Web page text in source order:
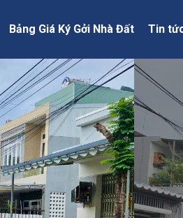
Bảng Giá Ký Gởi Nhà Đất Tin